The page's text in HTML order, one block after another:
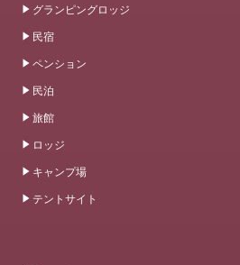
グランピングロッジ
民宿
ペンション
民泊
旅館
ロッジ
キャンプ場
テントサイト